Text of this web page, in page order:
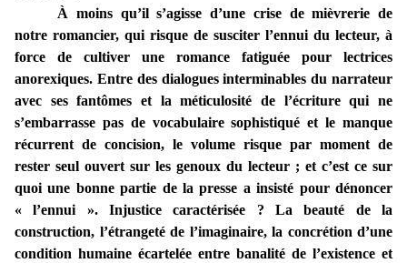
À moins qu’il s’agisse d’une crise de mièvrerie de
notre romancier, qui risque de susciter l’ennui du lecteur, à
force de cultiver une romance fatiguée pour lectrices
anorexiques. Entre des dialogues interminables du narrateur
avec ses fantômes et la méticulosité de l’écriture qui ne
s’embarrasse pas de vocabulaire sophistiqué et le manque
récurrent de concision, le volume risque par moment de
rester seul ouvert sur les genoux du lecteur ; et c’est ce sur
quoi une bonne partie de la presse a insisté pour dénoncer
« l’ennui ». Injustice caractérisée ? La beauté de la
construction, l’étrangeté de l’imaginaire, la concrétion d’une
condition humaine écartelée entre banalité de l’existence et